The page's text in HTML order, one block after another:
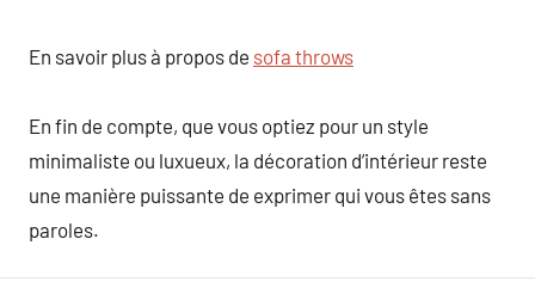
En savoir plus à propos de sofa throws
En fin de compte, que vous optiez pour un style
minimaliste ou luxueux, la décoration d’intérieur reste
une manière puissante de exprimer qui vous êtes sans
paroles.